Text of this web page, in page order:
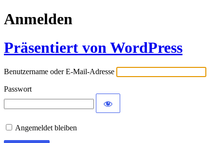
Anmelden
Präsentiert von WordPress
Benutzername oder E-Mail-Adresse
Passwort
Angemeldet bleiben